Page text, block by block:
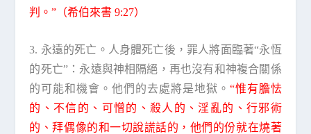
判。”（希伯來書 9:27）
3. 永遠的死亡。人身體死亡後，罪人將面臨著“永恆
的死亡”：永遠與神相隔絕，再也沒有和神複合關係
的可能和機會。他們的去處將是地獄。 “惟有膽怯
的、不信的、可憎的、殺人的、淫亂的、行邪術
的、拜偶像的和一切說謊話的，他們的份就在燒著